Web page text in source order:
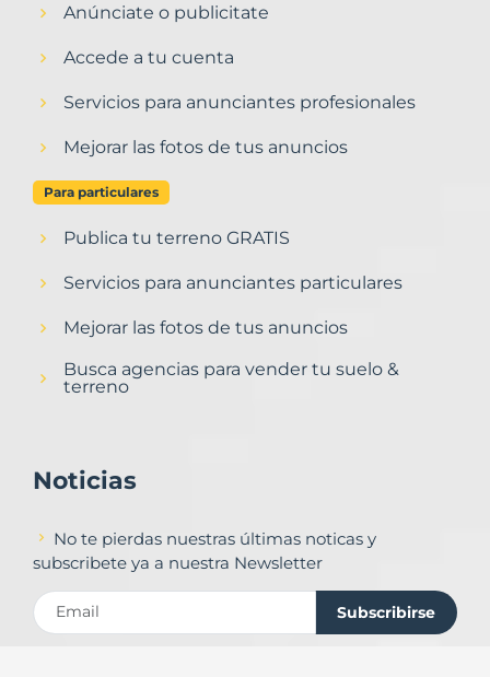
Anúnciate o publicitate
Accede a tu cuenta
Servicios para anunciantes profesionales
Mejorar las fotos de tus anuncios
Para particulares
Publica tu terreno GRATIS
Servicios para anunciantes particulares
Mejorar las fotos de tus anuncios
Busca agencias para vender tu suelo &
terreno
Noticias
No te pierdas nuestras últimas noticas y
subscribete ya a nuestra Newsletter
Subscribirse